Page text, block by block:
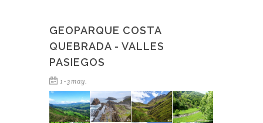
GEOPARQUE COSTA
QUEBRADA - VALLES
PASIEGOS
1 - 3 may.